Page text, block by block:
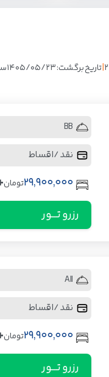
|تاریخ برگشت: 1405/05/23
BB
نقد / اقساط
29,900,000تومان
رزرو تـــور
All
نقد / اقساط
29,900,000تومان
رزرو تـــور